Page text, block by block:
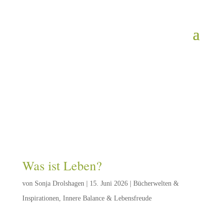
Was ist Leben?
von Sonja Drolshagen 15. Juni 2026| Bücherwelten &
Inspirationen Innere Balance & Lebensfreude